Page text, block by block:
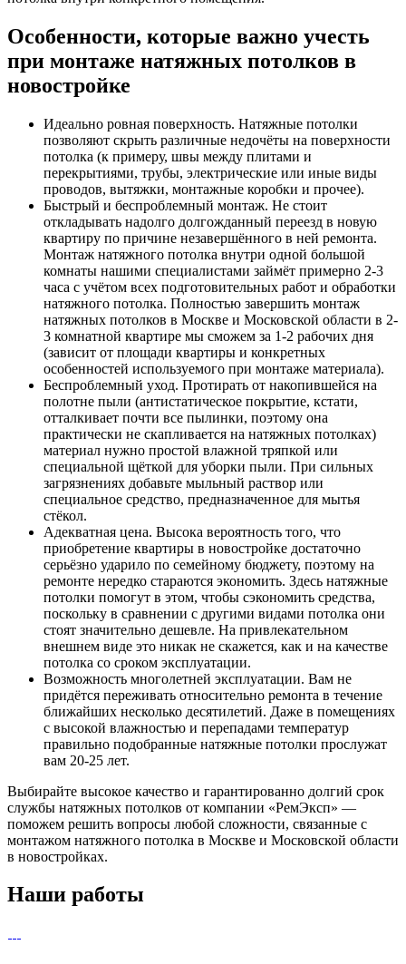
Особенности, которые важно учесть
при монтаже натяжных потолков в
новостройке
Идеально ровная поверхность. Натяжные потолки
позволяют скрыть различные недочёты на поверхности
потолка (к примеру, швы между плитами и
перекрытиями, трубы, электрические или иные виды
проводов, вытяжки, монтажные коробки и прочее).
Быстрый и беспроблемный монтаж. Не стоит
откладывать надолго долгожданный переезд в новую
квартиру по причине незавершённого в ней ремонта.
Монтаж натяжного потолка внутри одной большой
комнаты нашими специалистами займёт примерно 2-3
часа с учётом всех подготовительных работ и обработки
натяжного потолка. Полностью завершить монтаж
натяжных потолков в Москве и Московской области в 2-
3 комнатной квартире мы сможем за 1-2 рабочих дня
(зависит от площади квартиры и конкретных
особенностей используемого при монтаже материала).
Беспроблемный уход. Протирать от накопившейся на
полотне пыли (антистатическое покрытие, кстати,
отталкивает почти все пылинки, поэтому она
практически не скапливается на натяжных потолках)
материал нужно простой влажной тряпкой или
специальной щёткой для уборки пыли. При сильных
загрязнениях добавьте мыльный раствор или
специальное средство, предназначенное для мытья
стёкол.
Адекватная цена. Высока вероятность того, что
приобретение квартиры в новостройке достаточно
серьёзно ударило по семейному бюджету, поэтому на
ремонте нередко стараются экономить. Здесь натяжные
потолки помогут в этом, чтобы сэкономить средства,
поскольку в сравнении с другими видами потолка они
стоят значительно дешевле. На привлекательном
внешнем виде это никак не скажется, как и на качестве
потолка со сроком эксплуатации.
Возможность многолетней эксплуатации. Вам не
придётся переживать относительно ремонта в течение
ближайших несколько десятилетий. Даже в помещениях
с высокой влажностью и перепадами температур
правильно подобранные натяжные потолки прослужат
вам 20-25 лет.
Выбирайте высокое качество и гарантированно долгий срок
службы натяжных потолков от компании «РемЭксп» —
поможем решить вопросы любой сложности, связанные с
монтажом натяжного потолка в Москве и Московской области
в новостройках.
Наши работы